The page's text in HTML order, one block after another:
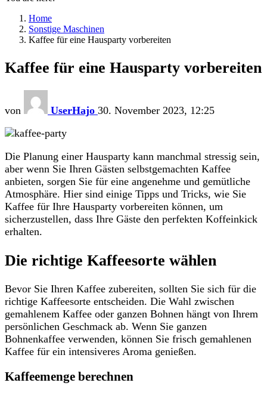
Home
Sonstige Maschinen
Kaffee für eine Hausparty vorbereiten
Kaffee für eine Hausparty vorbereiten
von UserHajo 30. November 2023, 12:25
Die Planung einer Hausparty kann manchmal stressig sein,
aber wenn Sie Ihren Gästen selbstgemachten Kaffee
anbieten, sorgen Sie für eine angenehme und gemütliche
Atmosphäre. Hier sind einige Tipps und Tricks, wie Sie
Kaffee für Ihre Hausparty vorbereiten können, um
sicherzustellen, dass Ihre Gäste den perfekten Koffeinkick
erhalten.
Die richtige Kaffeesorte wählen
Bevor Sie Ihren Kaffee zubereiten, sollten Sie sich für die
richtige Kaffeesorte entscheiden. Die Wahl zwischen
gemahlenem Kaffee oder ganzen Bohnen hängt von Ihrem
persönlichen Geschmack ab. Wenn Sie ganzen
Bohnenkaffee verwenden, können Sie frisch gemahlenen
Kaffee für ein intensiveres Aroma genießen.
Kaffeemenge berechnen